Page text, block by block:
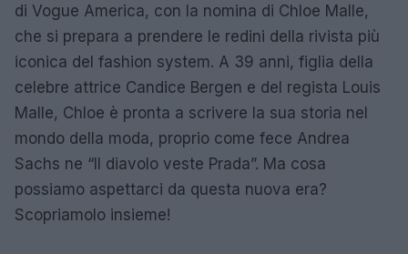
di Vogue America, con la nomina di Chloe Malle,
che si prepara a prendere le redini della rivista più
iconica del fashion system. A 39 anni, figlia della
celebre attrice Candice Bergen e del regista Louis
Malle, Chloe è pronta a scrivere la sua storia nel
mondo della moda, proprio come fece Andrea
Sachs ne “Il diavolo veste Prada”. Ma cosa
possiamo aspettarci da questa nuova era?
Scopriamolo insieme!